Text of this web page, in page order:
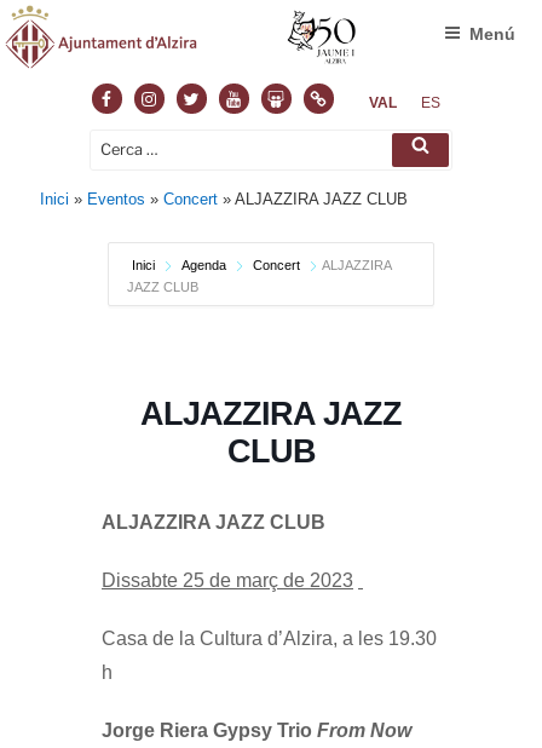
FacebookInstagram
TwitterYoutubeSlideshare
NormasVAL ES
Cerca: Cerca
Menú
Inici » Eventos »Concert »ALJAZZIRA JAZZ CLUB
Inici Agenda Concert
ALJAZZIRA
JAZZ CLUB
ALJAZZIRA JAZZ
CLUB
ALJAZZIRA JAZZ CLUB
Dissabte 25 de març de 2023
Casa de la Cultura d’Alzira, a les 19.30
h
Jorge Riera Gypsy Trio From Now